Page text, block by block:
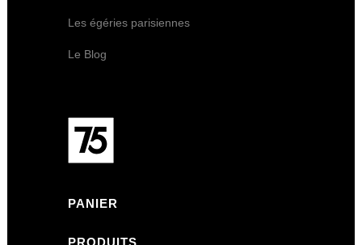
Les égéries parisiennes
Le Blog
PANIER
PRODUITS